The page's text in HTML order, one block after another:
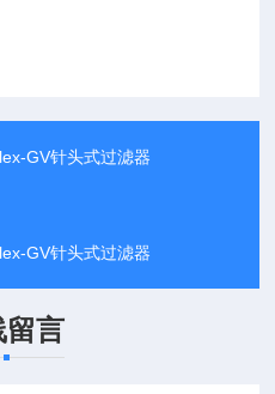
GV针头式过滤器
GV针头式过滤器
留言